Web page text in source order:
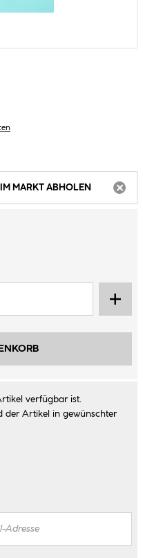
IM MARKT ABHOLEN
verfügbar ist.
der Artikel in gewünschter